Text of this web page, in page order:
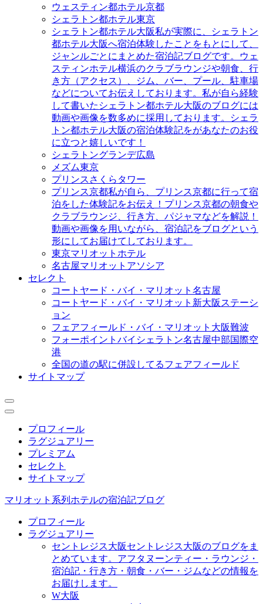
ウェスティン都ホテル京都
シェラトン都ホテル東京
シェラトン都ホテル大阪私が実際に、シェラトン
都ホテル大阪へ宿泊体験したことをもとにして、
ジャンルごとにまとめた宿泊記ブログです。ウェ
スティンホテル横浜のクラブラウンジや朝食、行
き方（アクセス）、ジム、バー、プール、駐車場
などについてお伝えしております。私が自ら経験
して書いたシェラトン都ホテル大阪のブログには
動画や画像を数多めに採用しております。シェラ
トン都ホテル大阪の宿泊体験記をがあなたのお役
に立つと嬉しいです！
シェラトングランデ広島
メズム東京
プリンスさくらタワー
プリンス京都私が自ら、プリンス京都に行って宿
泊をした体験記をお伝え！プリンス京都の朝食や
クラブラウンジ、行き方、パジャマなどを解説！
動画や画像を用いながら、宿泊記をブログという
形にしてお届けてしております。
東京マリオットホテル
名古屋マリオットアソシア
セレクト
コートヤード・バイ・マリオット名古屋
コートヤード・バイ・マリオット新大阪ステーシ
ョン
フェアフィールド・バイ・マリオット大阪難波
フォーポイントバイシェラトン名古屋中部国際空
港
全国の道の駅に併設してるフェアフィールド
サイトマップ
プロフィール
ラグジュアリー
プレミアム
セレクト
サイトマップ
マリオット系列ホテルの宿泊記ブログ
プロフィール
ラグジュアリー
セントレジス大阪セントレジス大阪のブログをま
とめています。アフタヌーンティー・ラウンジ・
宿泊記・行き方・朝食・バー・ジムなどの情報を
お届けします。
W大阪